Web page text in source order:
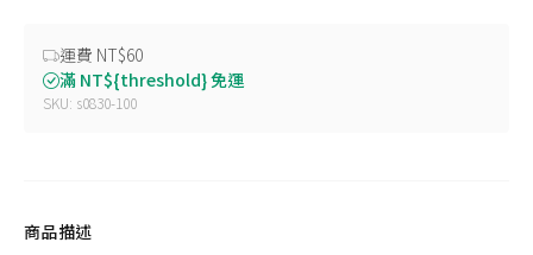
運費 NT$60
滿 NT${threshold} 免運
SKU: s0830-100
商品描述